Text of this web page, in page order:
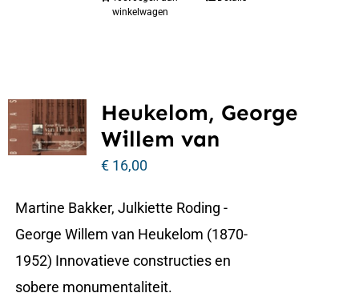
winkelwagen
Heukelom, George
Willem van
€16,00
Martine Bakker, Julkiette Roding -
George Willem van Heukelom (1870-
1952) Innovatieve constructies en
sobere monumentaliteit.